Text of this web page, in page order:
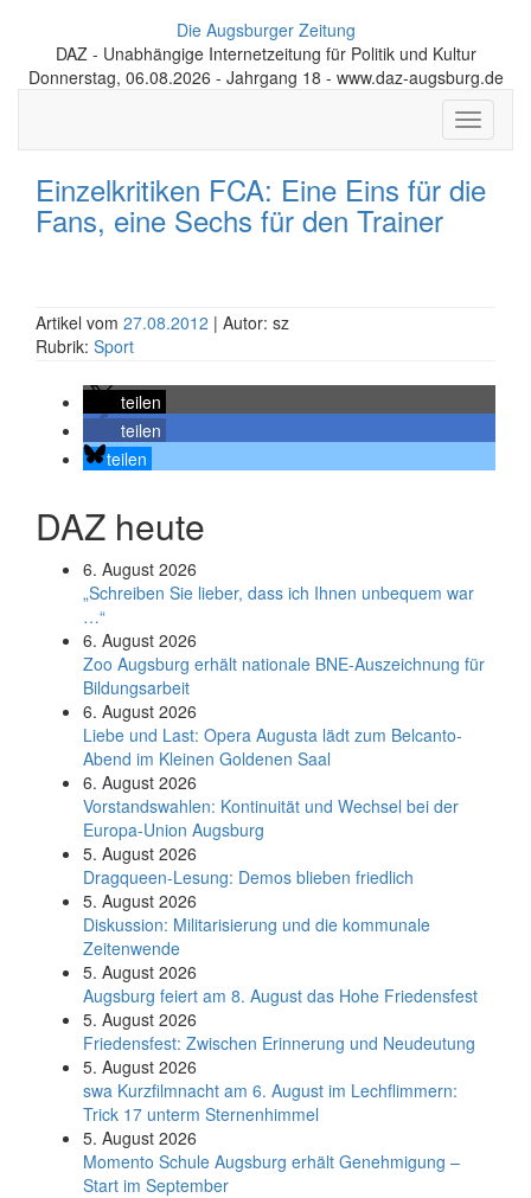
Die Augsburger Zeitung
DAZ - Unabhängige Internetzeitung für Politik und Kultur
Donnerstag, 06.08.2026 - Jahrgang 18 - www.daz-augsburg.de
Toggle
Einzelkritiken FCA: Eine Eins für die
Fans, eine Sechs für den Trainer
Artikel vom 27.08.2012 | Autor: sz
Rubrik: Sport
teilen
teilen
teilen
DAZ heute
6. August 2026
„Schreiben Sie lieber, dass ich Ihnen unbequem war
…“
6. August 2026
Zoo Augsburg erhält nationale BNE-Auszeichnung für
Bildungsarbeit
6. August 2026
Liebe und Last: Opera Augusta lädt zum Belcanto-
Abend im Kleinen Goldenen Saal
6. August 2026
Vorstandswahlen: Kontinuität und Wechsel bei der
Europa-Union Augsburg
5. August 2026
Dragqueen-Lesung: Demos blieben friedlich
5. August 2026
Diskussion: Mi­li­ta­ri­sie­rung und die kommunale
Zeitenwende
5. August 2026
Augsburg feiert am 8. August das Hohe Friedensfest
5. August 2026
Friedensfest: Zwischen Erinnerung und Neudeutung
5. August 2026
swa Kurz­film­nacht am 6. August im Lech­flim­mern:
Trick 17 unterm Sternen­himmel
5. August 2026
Momento Schule Augsburg erhält Genehmigung –
Start im September